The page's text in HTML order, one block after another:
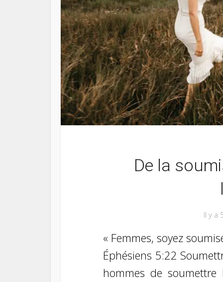
De la
Il y a
« Femmes, soyez
Éphésiens 5:22
hommes de